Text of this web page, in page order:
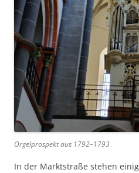
Orgelprospekt aus 1792–1793
In der Marktstraße stehen